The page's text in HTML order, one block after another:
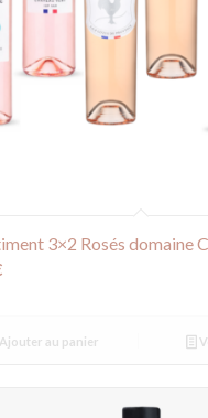
3×2 Rosés domaine
Ajouter au panier